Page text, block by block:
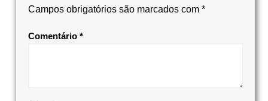
Campos obrigatórios são marcados com *
Comentário *